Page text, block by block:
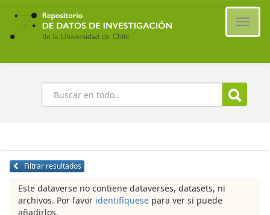
Ir
contenido
principal
Buscar
Filtrar resultados
Este dataverse no contiene dataverses, datasets, ni
archivos. Por favor identifíquese para ver si puede
añadirlos.